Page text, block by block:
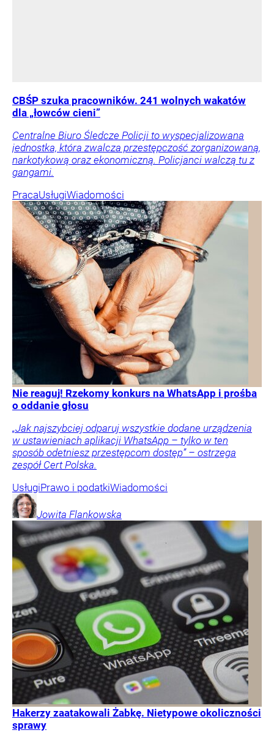
CBŚP szuka pracowników. 241 wolnych wakatów
dla „łowców cieni”
Centralne Biuro Śledcze Policji to wyspecjalizowana
jednostka, która zwalcza przestępczość zorganizowaną,
narkotykową oraz ekonomiczną. Policjanci walczą tu z
gangami.
PracaUsługiWiadomości
Nie reaguj! Rzekomy konkurs na WhatsApp i prośba
o oddanie głosu
„Jak najszybciej odparuj wszystkie dodane urządzenia
w ustawieniach aplikacji WhatsApp – tylko w ten
sposób odetniesz przestępcom dostęp” – ostrzega
zespół Cert Polska.
UsługiPrawo i podatkiWiadomości
Jowita Flankowska
Hakerzy zaatakowali Żabkę. Nietypowe okoliczności
sprawy